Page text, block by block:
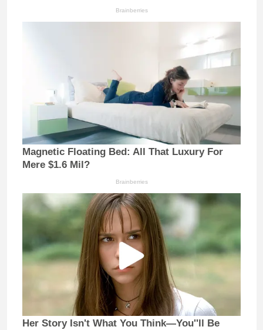
Brainberries
Magnetic Floating Bed: All That Luxury For
Mere $1.6 Mil?
Brainberries
Her Story Isn't What You Think—You''ll Be